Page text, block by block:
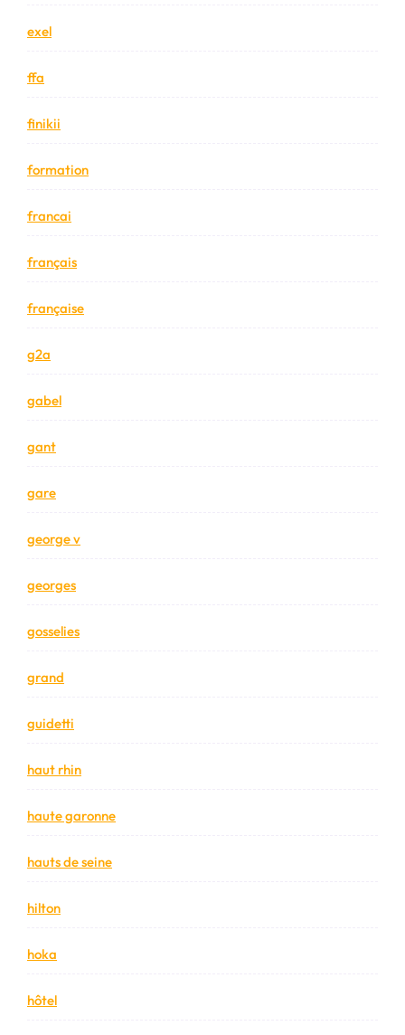
exel
ffa
finikii
formation
francai
français
française
g2a
gabel
gant
gare
george v
georges
gosselies
grand
guidetti
haut rhin
haute garonne
hauts de seine
hilton
hoka
hôtel